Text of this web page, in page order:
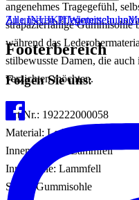
angenehmes Tragegefühl,
strapazierfähige Gummisohle
während das
stilbewusste Damen, die
verzichten möchten.
Art.Nr.: 192222000058
Material: Leder
Innenmaterial: Lammfell
Innensohle: Lammfell
Sohle: Gummisohle
Zu unseren Pflegemitteln und
Alle INUIKII Winterschuhe
Footerbereich
Folgen Sie uns: